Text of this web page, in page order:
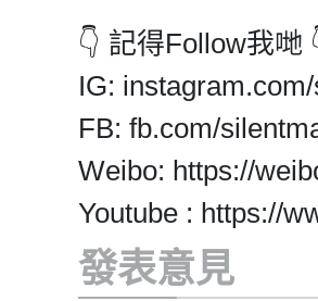
👇 記得Follow我哋
IG:
FB: fb.com/
Weibo: https://
Youtube : https://
發表意見